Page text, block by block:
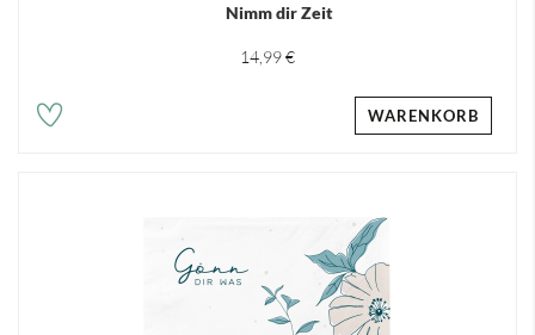
Nimm dir Zeit
14,99 €
WARENKORB